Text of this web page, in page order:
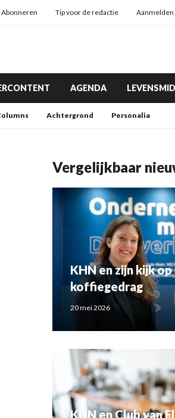
Abonneren Tip voor de redactie
AGENDA
Achtergrond Personalia
Vergelijkbaar
KHN en zijn kijk
koffiegedrag
20 mei 2026
KHN en Club van